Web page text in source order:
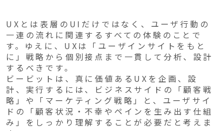
UXとは表層のUIだけではなく、ユーザ行動の
一連の流れに関連するすべての体験のことで
す。ゆえに、UXは「ユーザインサイトをもと
に」戦略から個別接点まで一貫して分析、設計
するべきです。
ビービットは、真に価値あるUXを企画、設
計、実行するには、ビジネスサイドの「顧客戦
略」や「マーケティング戦略」と、ユーザサイ
ドの「顧客状況・不幸やペインを生み出す仕組
み」をしっかり理解することが必要だと考えま